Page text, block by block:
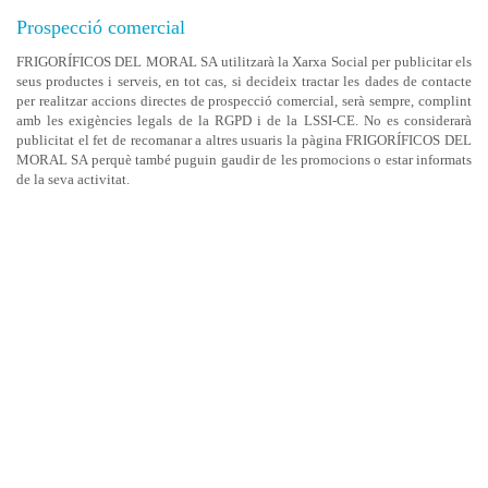
Prospecció comercial
FRIGORÍFICOS DEL MORAL SA utilitzarà la Xarxa Social per publicitar els
seus productes i serveis, en tot cas, si decideix tractar les dades de contacte
per realitzar accions directes de prospecció comercial, serà sempre, complint
amb les exigències legals de la RGPD i de la LSSI-CE. No es considerarà
publicitat el fet de recomanar a altres usuaris la pàgina FRIGORÍFICOS DEL
MORAL SA perquè també puguin gaudir de les promocions o estar informats
de la seva activitat.